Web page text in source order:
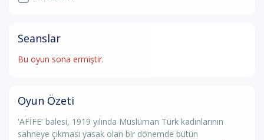
Seanslar
Bu oyun sona ermiştir.
Oyun Özeti
'AFİFE' balesi, 1919 yılında Müslüman Türk kadınlarının
sahneye çıkması yasak olan bir dönemde bütün